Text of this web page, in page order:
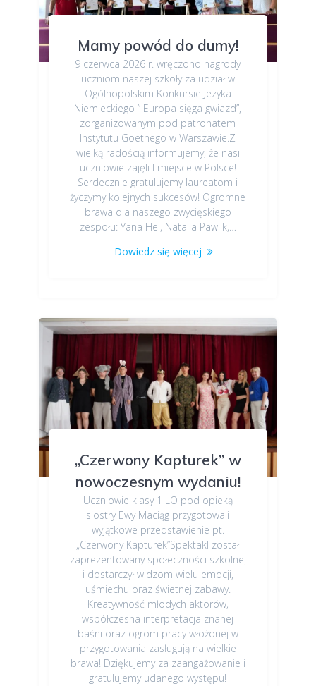
Mamy powód do dumy!
9 czerwca 2026 r. wręczono nagrody
uczniom naszej szkoły za udział w
Ogólnopolskim Konkursie Jezyka
Niemieckiego ” Europa sięga gwiazd”,
zorganizowanym pod patronatem
Instytutu Goethego w Warszawie.Z
wielką radością informujemy, że nasi
uczniowie zajęli I miejsce w Polsce!
Serdecznie gratulujemy laureatom i
życzymy kolejnych sukcesów! Ogromne
brawa dla naszego zwycięskiego
zespołu: Yana Hel, Natalia Pawlik,…
Dowiedz się więcej
„Czerwony Kapturek” w
nowoczesnym wydaniu!
Uczniowie klasy 1 LO pod opieką
siostry Ewy Maciąg przygotowali
wyjątkowe przedstawienie pt.
„Czerwony Kapturek”Spektakl został
zaprezentowany społeczności szkolnej
i dostarczył widzom wielu emocji,
uśmiechu oraz świetnej zabawy.
Kreatywność młodych aktorów,
współczesna interpretacja znanej
baśni oraz ogrom pracy włożonej w
przygotowania zasługują na wielkie
brawa! Dziękujemy za zaangażowanie i
gratulujemy udanego występu!